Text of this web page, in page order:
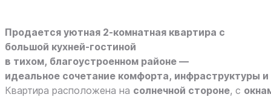
Продается уютная 2-комнатная квартира с
большой кухней-гостиной
в тихом, благоустроенном районе —
идеальное сочетание комфорта, инфраструктуры
Квартира расположена на солнечной стороне, с